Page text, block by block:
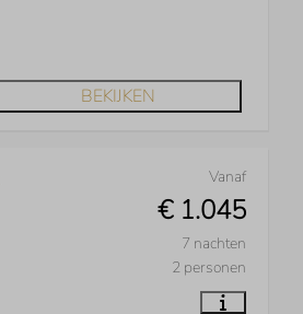
BEKIJKEN
Vanaf
€ 1.045
7 nachten
2 personen